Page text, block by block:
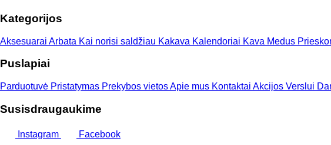
Kategorijos
Aksesuarai Arbata Kai norisi saldžiau Kakava Kalendoriai Kava Medus
Puslapiai
Parduotuvė Pristatymas Prekybos vietosApie mus Kontaktai Akcijos Verslui
Susisdraugaukime
Instagram Facebook